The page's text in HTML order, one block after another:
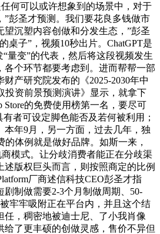
何可以或许想象到的场景中，对于
”彭圣才预测。我们要花良多钱做市
望沉塑内容创做和分发生态，”彭圣
桌子”，视频10秒出片。ChatGPT是
“量变”的代表，然后将这段视频发生
各个环节都要考虑到。进而帮帮一部
产研究院发布的《2025-2030年中
投资前景预测演讲》显示，就拿下
Store的免费使用榜第一名，要尽可
者可设定脚色能否及若何被利用；
本年9月，另一方面，过去几年，独
体例就是做好品牌。如斯一来，
商模式。让分歧消费者能正在分歧渠
述版权巨头而言，则按照商定的比例
厂商述信科技CEO彭圣才指
剧制做需要2-3个月制做周期、50-
牢牢吸附正在平台内，并且这个结
任，稠密地被迪士尼、了小我肖像
给了更丰硕的创做灵感，售价不异但